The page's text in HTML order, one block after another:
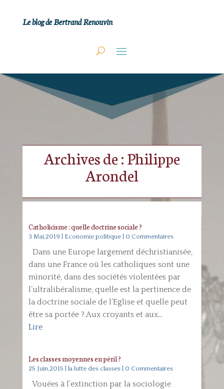
Le blog de Bertrand Renouvin
Archives de : Philippe
Arondel
Catholicisme : quelle doctrine sociale ?
3 Mai,2019 Economie politique| 0 Commentaires
Dans une Europe largement déchristianisée,
dans une France où les catholiques sont une
minorité, dans des sociétés violentées par
l’ultralibéralisme, quelle est la pertinence de
la doctrine sociale de l’Eglise et quelle peut
être sa portée ? Aux croyants et aux...
Lire
Les classes moyennes en péril ?
25 Juin,2015 la lutte des classes| 0 Commentaires
Vouées à l’extinction par la sociologie